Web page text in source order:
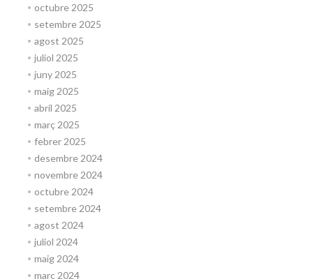
octubre 2025
setembre 2025
agost 2025
juliol 2025
juny 2025
maig 2025
abril 2025
març 2025
febrer 2025
desembre 2024
novembre 2024
octubre 2024
setembre 2024
agost 2024
juliol 2024
maig 2024
març 2024